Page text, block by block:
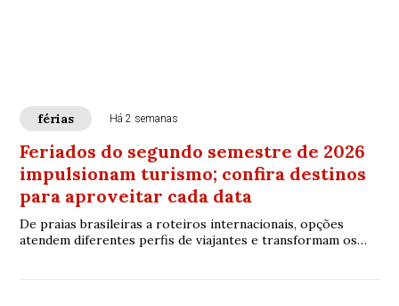
férias Há 2 semanas
Feriados do segundo semestre de 2026
impulsionam turismo; confira destinos
para aproveitar cada data
De praias brasileiras a roteiros internacionais, opções
atendem diferentes perfis de viajantes e transformam os